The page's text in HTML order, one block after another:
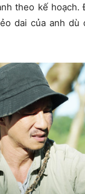
theo kế hoạch.
dai của anh dù